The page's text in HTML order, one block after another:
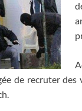
de recruter